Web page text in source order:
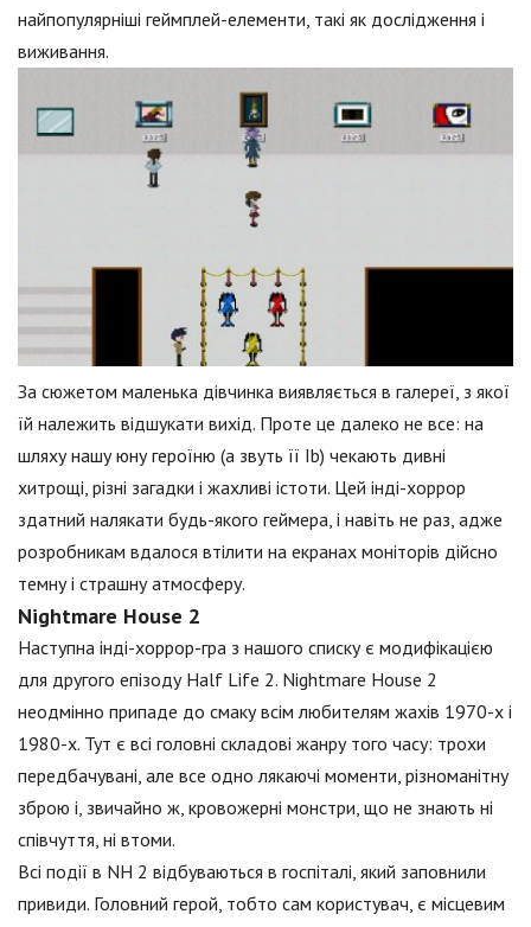
найпопулярніші геймплей-елементи, такі як дослідження і
виживання.
За сюжетом маленька дівчинка виявляється в галереї, з якої
їй належить відшукати вихід. Проте це далеко не все: на
шляху нашу юну героїню (а звуть її Ib) чекають дивні
хитрощі, різні загадки і жахливі істоти. Цей інді-хоррор
здатний налякати будь-якого геймера, і навіть не раз, адже
розробникам вдалося втілити на екранах моніторів дійсно
темну і страшну атмосферу.
Nightmare House 2
Наступна інді-хоррор-гра з нашого списку є модифікацією
для другого епізоду Half Life 2. Nightmare House 2
неодмінно припаде до смаку всім любителям жахів 1970-х і
1980-х. Тут є всі головні складові жанру того часу: трохи
передбачувані, але все одно лякаючі моменти, різноманітну
зброю і, звичайно ж, кровожерні монстри, що не знають ні
співчуття, ні втоми.
Всі події в NH 2 відбуваються в госпіталі, який заповнили
привиди. Головний герой, тобто сам користувач, є місцевим